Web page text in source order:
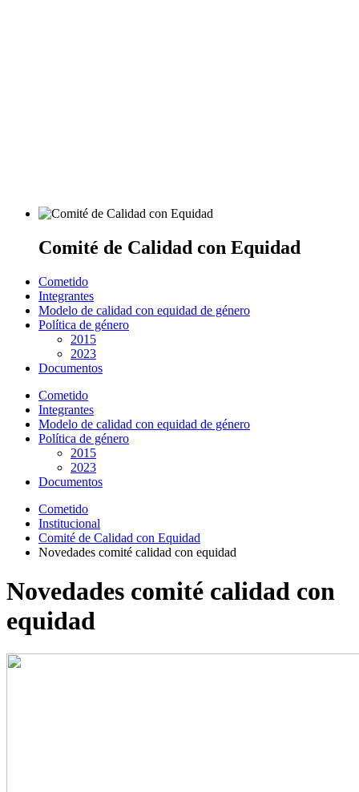
Comité de Calidad con Equidad
Cometido
Integrantes
Modelo de calidad con equidad de género
Política de género
2015
2023
Documentos
Cometido
Integrantes
Modelo de calidad con equidad de género
Política de género
2015
2023
Documentos
Cometido
Institucional
Comité de Calidad con Equidad
Novedades comité calidad con equidad
Novedades comité calidad con
equidad